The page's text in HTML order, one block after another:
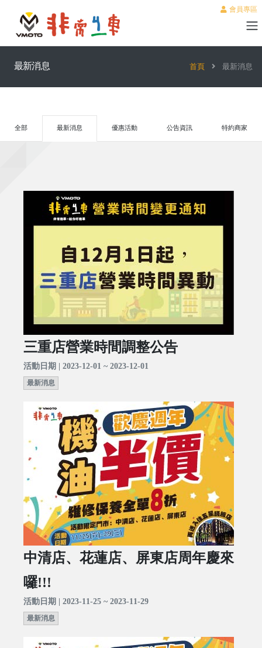
會員專區
最新消息 首頁 最新消息
全部 最新消息 優惠活動 公告資訊 特約商家
三重店營業時間調整公告
活動日期 | 2023-12-01 ~ 2023-12-01
最新消息
中清店、花蓮店、屏東店周年慶來
囉!!!
活動日期 | 2023-11-25 ~ 2023-11-29
最新消息